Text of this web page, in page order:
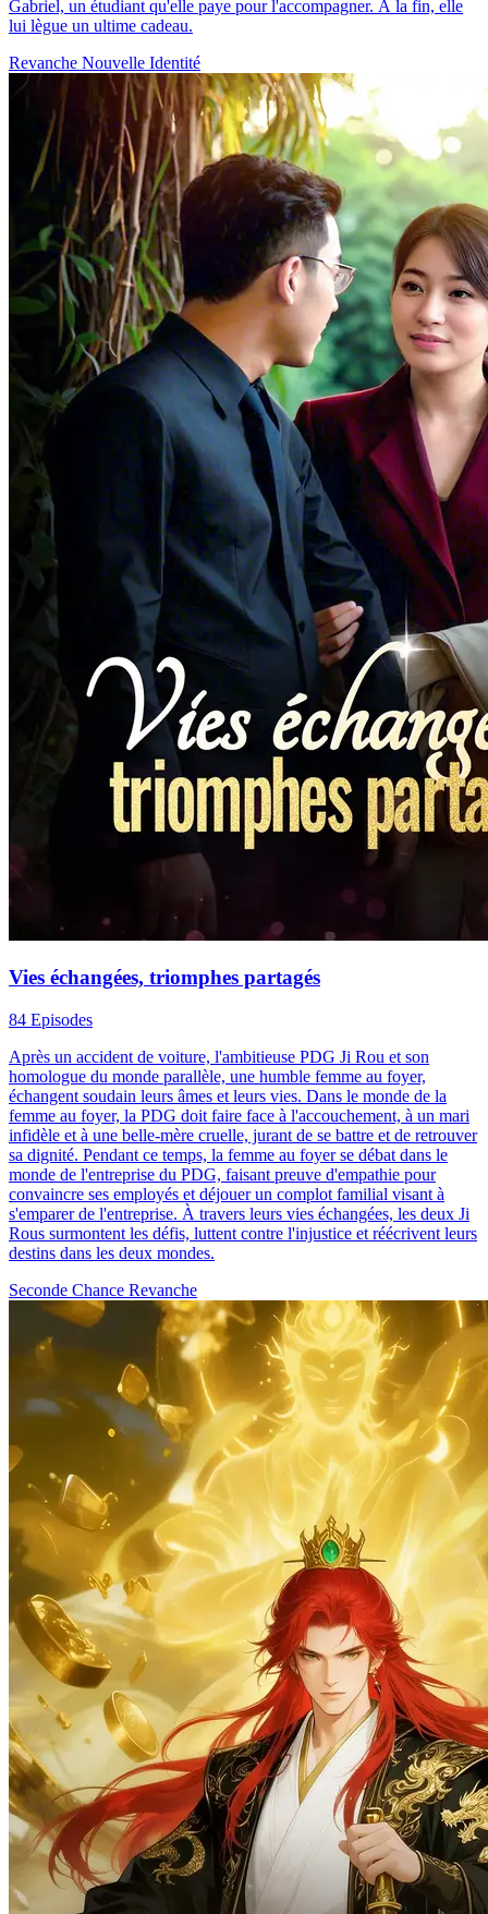
Gabriel, un étudiant qu'elle paye pour l'accompagner. À la fin, elle
lui lègue un ultime cadeau.
Revanche Nouvelle Identité
Vies échangées, triomphes partagés
84 Episodes
Après un accident de voiture, l'ambitieuse PDG Ji Rou et son
homologue du monde parallèle, une humble femme au foyer,
échangent soudain leurs âmes et leurs vies. Dans le monde de la
femme au foyer, la PDG doit faire face à l'accouchement, à un mari
infidèle et à une belle-mère cruelle, jurant de se battre et de retrouver
sa dignité. Pendant ce temps, la femme au foyer se débat dans le
monde de l'entreprise du PDG, faisant preuve d'empathie pour
convaincre ses employés et déjouer un complot familial visant à
s'emparer de l'entreprise. À travers leurs vies échangées, les deux Ji
Rous surmontent les défis, luttent contre l'injustice et réécrivent leurs
destins dans les deux mondes.
Seconde Chance Revanche